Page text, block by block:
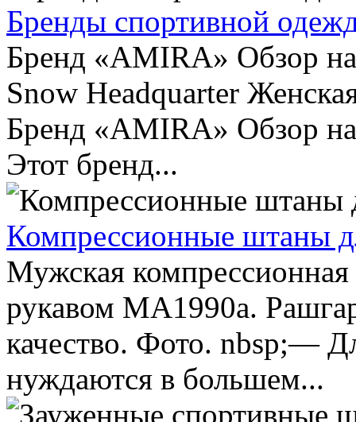
Бренды спортивной
Бренд «AMIRA» Обзор
Snow Headquarter
Бренд «AMIRA» Обзор
Этот бренд...
Компрессионные штаны
Мужская
рукавом МА1990а.
качество. Фото. nbsp;—
нуждаются в большем...